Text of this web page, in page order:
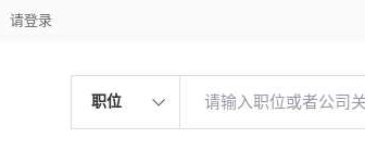
请登录
职位